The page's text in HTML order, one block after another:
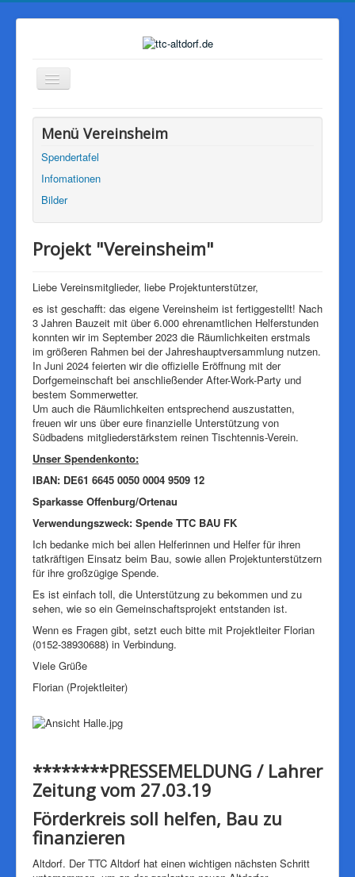
Navigation
an/aus
Start
Mannschaften
PingPongParkinson
Vereinsheim
Sponsoren
Downloads
Impressum
Pressearchiv
Menü Vereinsheim
Spendertafel
Infomationen
Bilder
Projekt "Vereinsheim"
Liebe Vereinsmitglieder, liebe Projektunterstützer,
es ist geschafft: das eigene Vereinsheim ist fertiggestellt! Nach
3 Jahren Bauzeit mit über 6.000 ehrenamtlichen Helferstunden
konnten wir im September 2023 die Räumlichkeiten erstmals
im größeren Rahmen bei der Jahreshauptversammlung nutzen.
In Juni 2024 feierten wir die offizielle Eröffnung mit der
Dorfgemeinschaft bei anschließender After-Work-Party und
bestem Sommerwetter.
Um auch die Räumlichkeiten entsprechend auszustatten,
freuen wir uns über eure finanzielle Unterstützung von
Südbadens mitgliederstärkstem reinen Tischtennis-Verein.
Unser Spendenkonto:
IBAN: DE61 6645 0050 0004 9509 12
Sparkasse Offenburg/Ortenau
Verwendungszweck: Spende TTC BAU FK
Ich bedanke mich bei allen Helferinnen und Helfer für ihren
tatkräftigen Einsatz beim Bau, sowie allen Projektunterstützern
für ihre großzügige Spende.
Es ist einfach toll, die Unterstützung zu bekommen und zu
sehen, wie so ein Gemeinschaftsprojekt entstanden ist.
Wenn es Fragen gibt, setzt euch bitte mit Projektleiter Florian
(0152-38930688) in Verbindung.
Viele Grüße
Florian (Projektleiter)
********PRESSEMELDUNG / Lahrer
Zeitung vom 27.03.19
Förderkreis soll helfen, Bau zu
finanzieren
Altdorf. Der TTC Altdorf hat einen wichtigen nächsten Schritt